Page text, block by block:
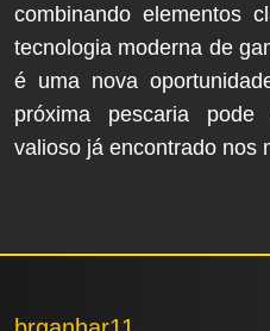
combinando elementos
tecnologia moderna de
é uma nova
próxima pescaria
valioso já encontrado nos